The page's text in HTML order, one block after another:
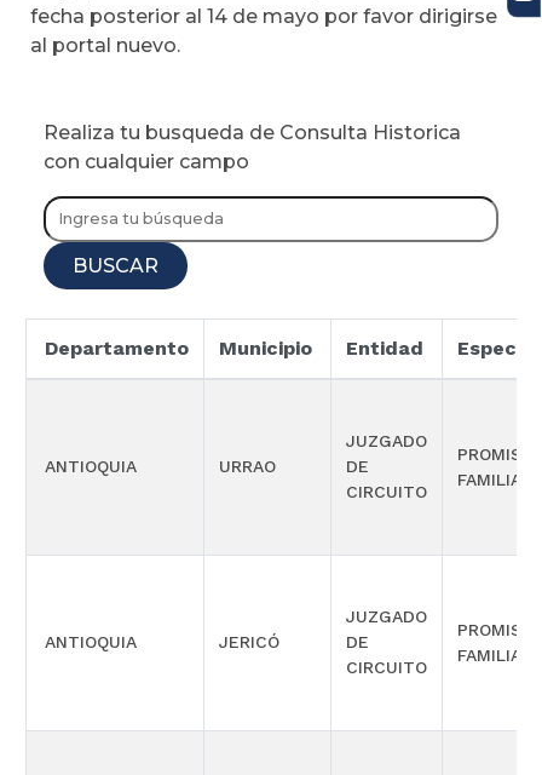
fecha posterior al 14 de mayo por favor dirigirse
al portal nuevo.
Realiza tu busqueda de Consulta Historica
con cualquier campo
BUSCAR
Departamento Municipio Entidad
ANTIOQUIA URRAO
JUZGADO
DE
CIRCUITO
FAMILIA
ANTIOQUIA JERICÓ
JUZGADO
DE
CIRCUITO
FAMILIA